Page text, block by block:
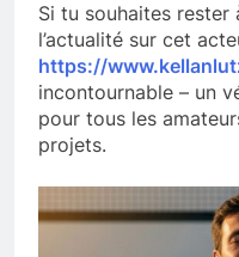
Si tu souhaites
l’actualité sur cet
https://
incontournable – un
pour tous les
projets.